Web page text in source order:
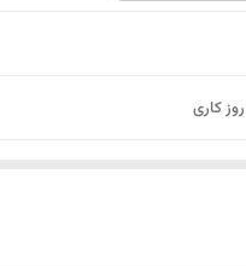
روز کاری